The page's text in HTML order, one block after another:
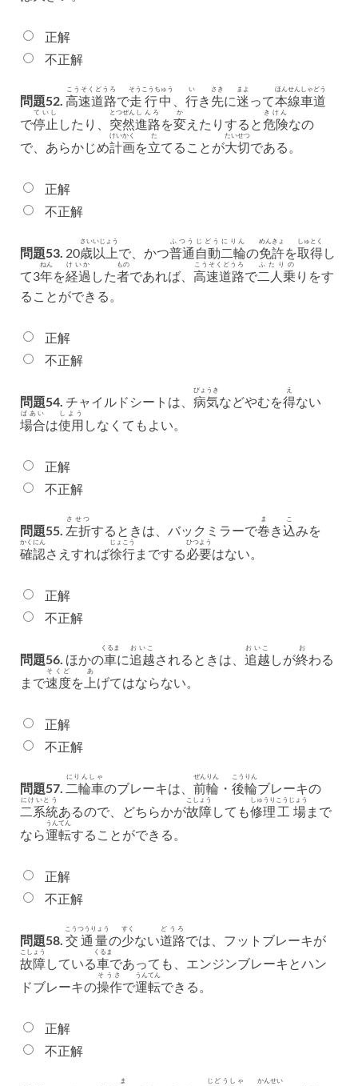
正解
不正解
問題52. 高速道路
こうそくどうろ
で走行中
そうこうちゅう
行
い
き 先
さき
に迷
まよ
って本線
ほんせん
車道
しゃどう
で停止
ていし
したり、 突然
とつぜん
進路
しんろ
を変
か
えたりすると危険
きけん
なの
で、あらかじめ計画
けいかく
を立
た
てることが大切
たいせつ
である。
正解
不正解
問題53. 20歳
さい
以上
いじょう
で、かつ普通
ふつう
自動
じどう
二輪
にりん
の免許
めんきょ
を取得
しゅとく
し
て3年
ねん
を経過
けいか
した者
もの
であれば、 高速道路
こうそくどうろ
で二人乗
ふたりの
りをす
ることができる。
正解
不正解
問題54. チャイルドシートは、 病気
びょうき
などやむを得
え
ない
場合
ばあい
は使用
しよう
しなくてもよい。
正解
不正解
問題55. 左折
させつ
するときは、バックミラーで巻
ま
き込
こ
みを
確認
かくにん
さえすれば徐行
じょこう
までする必要
ひつよう
はない。
正解
不正解
問題56. ほかの車
くるま
に追越
おいこ
されるときは、 追越
おいこ
しが終
お
わる
まで速度
そくど
を 上
あ
げてはならない。
正解
不正解
問題57. 二輪車
にりんしゃ
のブレーキは、 前輪
ぜんりん
・ 後輪
こうりん
ブレーキの
二系統
にけいとう
あるので、どちらかが故障
こしょう
しても修理
しゅうり
工場
こうじょう
まで
なら運転
うんてん
することができる。
正解
不正解
問題58. 交通量
こうつうりょう
の少
すく
ない道路
どうろ
では、フットブレーキが
故障
こしょう
している車
くるま
であっても、エンジンブレーキとハン
ドブレーキの操作
そうさ
で運転
うんてん
できる。
正解
不正解
ま じどうしゃ かんせい